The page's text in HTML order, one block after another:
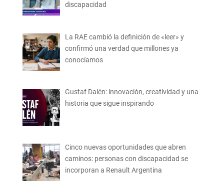
discapacidad
La RAE cambió la definición de «leer» y
confirmó una verdad que millones ya
conocíamos
Gustaf Dalén: innovación, creatividad y una
historia que sigue inspirando
Cinco nuevas oportunidades que abren
caminos: personas con discapacidad se
incorporan a Renault Argentina